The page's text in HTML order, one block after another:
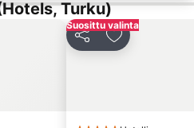
Turku)
Suosittu valinta
Jaa Lisää